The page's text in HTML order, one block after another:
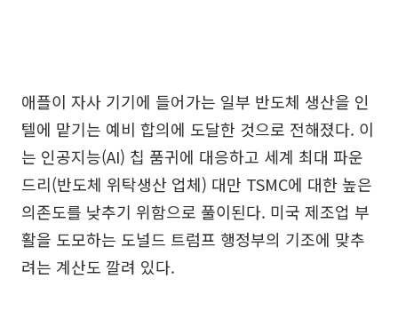
애플이 자사 기기에 들어가는 일부 반도체 생산을 인
텔에 맡기는 예비 합의에 도달한 것으로 전해졌다. 이
는 인공지능(AI) 칩 품귀에 대응하고 세계 최대 파운
드리(반도체 위탁생산 업체) 대만 TSMC에 대한 높은
의존도를 낮추기 위함으로 풀이된다. 미국 제조업 부
활을 도모하는 도널드 트럼프 행정부의 기조에 맞추
려는 계산도 깔려 있다.